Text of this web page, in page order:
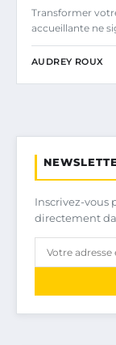
Transformer
accueillante ne
AUDREY ROUX
Inscrivez-vous
directement